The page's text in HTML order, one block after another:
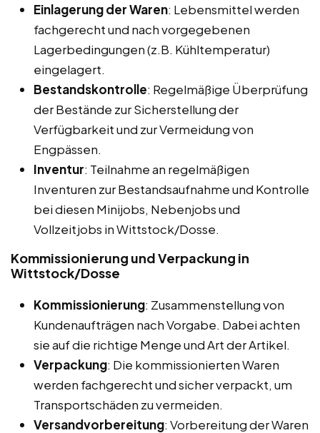
Einlagerung der Waren: Lebensmittel werden
fachgerecht und nach vorgegebenen
Lagerbedingungen (z.B. Kühltemperatur)
eingelagert.
Bestandskontrolle: Regelmäßige Überprüfung
der Bestände zur Sicherstellung der
Verfügbarkeit und zur Vermeidung von
Engpässen.
Inventur: Teilnahme an regelmäßigen
Inventuren zur Bestandsaufnahme und Kontrolle
bei diesen Minijobs, Nebenjobs und
Vollzeitjobs in Wittstock/Dosse.
Kommissionierung und Verpackung in
Wittstock/Dosse
Kommissionierung: Zusammenstellung von
Kundenaufträgen nach Vorgabe. Dabei achten
sie auf die richtige Menge und Art der Artikel.
Verpackung: Die kommissionierten Waren
werden fachgerecht und sicher verpackt, um
Transportschäden zu vermeiden.
Versandvorbereitung: Vorbereitung der Waren